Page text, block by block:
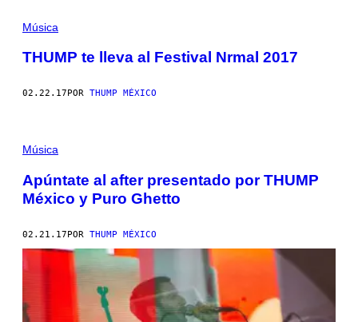
Música
THUMP te lleva al Festival Nrmal 2017
02.22.17 POR THUMP MÉXICO
Música
Apúntate al after presentado por THUMP
México y Puro Ghetto
02.21.17POR THUMP MÉXICO